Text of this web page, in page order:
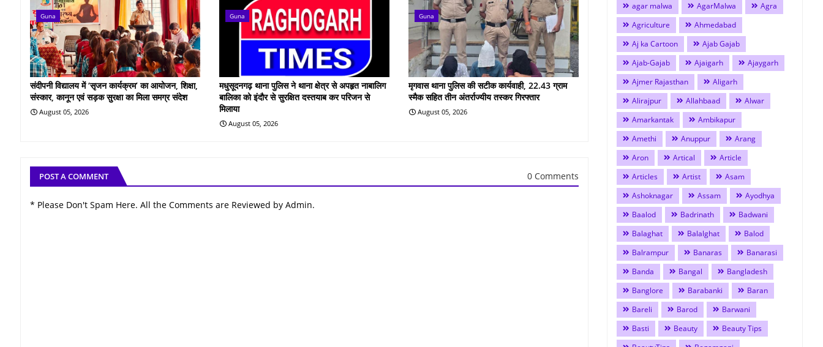
Guna
संदीपनी विद्यालय में ‘सृजन कार्यक्रम’ का आयोजन, शिक्षा,
संस्कार, कानून एवं सड़क सुरक्षा का मिला समग्र संदेश
August 05, 2026
Guna
मधुसूदनगढ़ थाना पुलिस ने थाना क्षेत्र से अपहृत नाबालिग
बालिका को इंदौर से सुरक्षित दस्तयाब कर परिजन से
मिलाया
August 05, 2026
Guna
मृगवास थाना पुलिस की सटीक कार्यवाही, 22.43 ग्राम
स्मैक सहित तीन अंतर्राज्यीय तस्कर गिरफ्तार
August 05, 2026
POST A COMMENT 0 Comments
* Please Don't Spam Here. All the Comments are Reviewed by Admin.
agar malwa
AgarMalwa
Agra
Agriculture
Ahmedabad
Aj ka Cartoon
Ajab Gajab
Ajab-Gajab
Ajaigarh
Ajaygarh
Ajmer Rajasthan
Aligarh
Alirajpur
Allahbaad
Alwar
Amarkantak
Ambikapur
Amethi
Anuppur
Arang
Aron
Artical
Article
Articles
Artist
Asam
Ashoknagar
Assam
Ayodhya
Baalod
Badrinath
Badwani
Balaghat
Balalghat
Balod
Balrampur
Banaras
Banarasi
Banda
Bangal
Bangladesh
Banglore
Barabanki
Baran
Bareli
Barod
Barwani
Basti
Beauty
Beauty Tips